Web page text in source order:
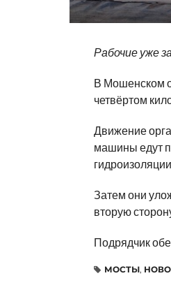
Рабочие уже
В Мошенском
четвёртом
Движение
машины едут
Затем они
вторую
Подрядчик
МОСТЫ,